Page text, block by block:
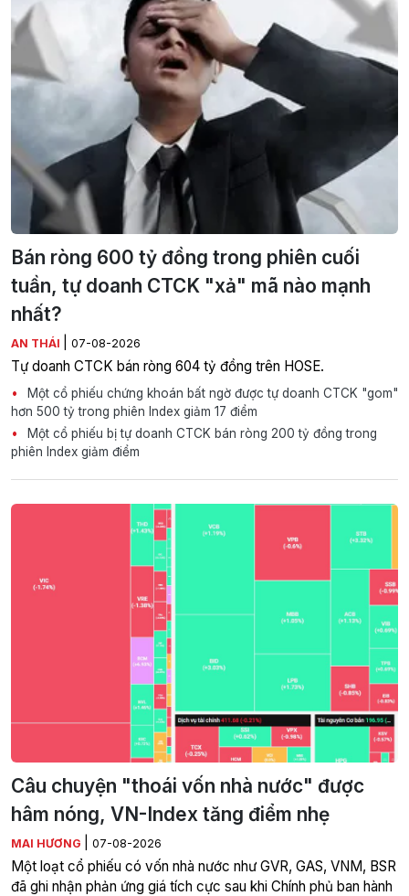
Bán ròng 600 tỷ đồng trong phiên cuối
tuần, tự doanh CTCK "xả" mã nào mạnh
nhất?
AN THÁI 07-08-2026
Tự doanh CTCK bán ròng 604 tỷ đồng trên HOSE.
Một cổ phiếu chứng khoán bất ngờ được tự doanh CTCK "gom"
hơn 500 tỷ trong phiên Index giảm 17 điểm
Một cổ phiếu bị tự doanh CTCK bán ròng 200 tỷ đồng trong
phiên Index giảm điểm
Câu chuyện "thoái vốn nhà nước" được
hâm nóng, VN-Index tăng điểm nhẹ
MAI HƯƠNG 07-08-2026
Một loạt cổ phiếu có vốn nhà nước như GVR, GAS, VNM, BSR
đã ghi nhận phản ứng giá tích cực sau khi Chính phủ ban hành